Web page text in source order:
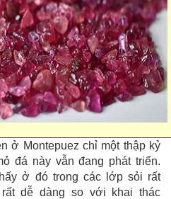
ở Montepuez chỉ một thập kỷ
đá này vẫn đang phát triển.
ở đó trong các lớp sỏi rất
dễ dàng so với khai thác